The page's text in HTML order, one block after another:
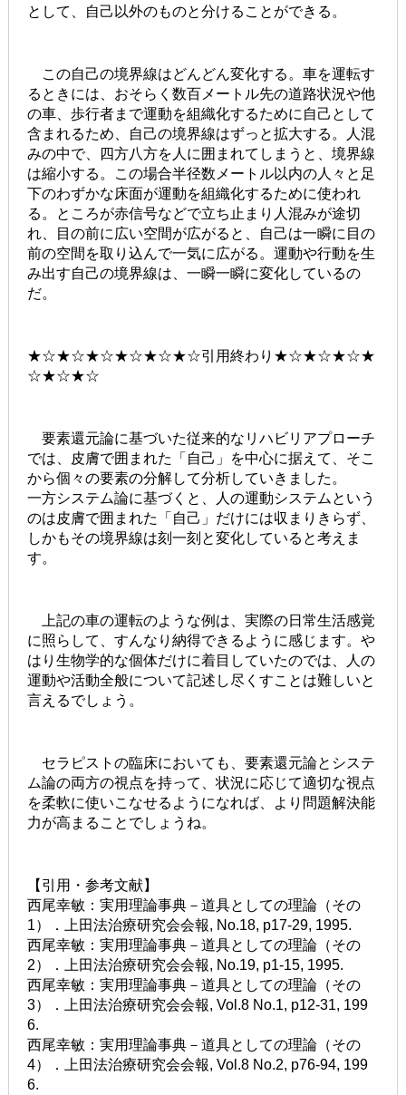
として、自己以外のものと分けることができる。
この自己の境界線はどんどん変化する。車を運転す
るときには、おそらく数百メートル先の道路状況や他
の車、歩行者まで運動を組織化するために自己として
含まれるため、自己の境界線はずっと拡大する。人混
みの中で、四方八方を人に囲まれてしまうと、境界線
は縮小する。この場合半径数メートル以内の人々と足
下のわずかな床面が運動を組織化するために使われ
る。ところが赤信号などで立ち止まり人混みが途切
れ、目の前に広い空間が広がると、自己は一瞬に目の
前の空間を取り込んで一気に広がる。運動や行動を生
み出す自己の境界線は、一瞬一瞬に変化しているの
だ。
★☆★☆★☆★☆★☆★☆引用終わり★☆★☆★☆★
☆★☆★☆
要素還元論に基づいた従来的なリハビリアプローチ
では、皮膚で囲まれた「自己」を中心に据えて、そこ
から個々の要素の分解して分析していきました。
一方システム論に基づくと、人の運動システムという
のは皮膚で囲まれた「自己」だけには収まりきらず、
しかもその境界線は刻一刻と変化していると考えま
す。
上記の車の運転のような例は、実際の日常生活感覚
に照らして、すんなり納得できるように感じます。や
はり生物学的な個体だけに着目していたのでは、人の
運動や活動全般について記述し尽くすことは難しいと
言えるでしょう。
セラピストの臨床においても、要素還元論とシステ
ム論の両方の視点を持って、状況に応じて適切な視点
を柔軟に使いこなせるようになれば、より問題解決能
力が高まることでしょうね。
【引用・参考文献】
西尾幸敏：実用理論事典－道具としての理論（その
1）．上田法治療研究会会報, No.18, p17-29, 1995.
西尾幸敏：実用理論事典－道具としての理論（その
2）．上田法治療研究会会報, No.19, p1-15, 1995.
西尾幸敏：実用理論事典－道具としての理論（その
3）．上田法治療研究会会報, Vol.8 No.1, p12-31, 199
6.
西尾幸敏：実用理論事典－道具としての理論（その
4）．上田法治療研究会会報, Vol.8 No.2, p76-94, 199
6.